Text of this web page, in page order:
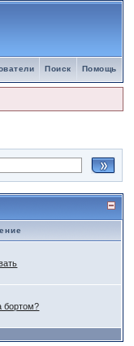
Помощь
Поиск
бортом?